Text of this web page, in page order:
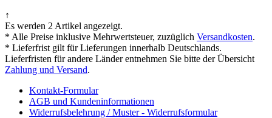
↑
Es werden 2 Artikel angezeigt.
* Alle Preise inklusive Mehrwertsteuer, zuzüglich Versandkosten.
* Lieferfrist gilt für Lieferungen innerhalb Deutschlands.
Lieferfristen für andere Länder entnehmen Sie bitte der Übersicht
Zahlung und Versand.
Kontakt-Formular
AGB und Kundeninformationen
Widerrufsbelehrung / Muster - Widerrufsformular